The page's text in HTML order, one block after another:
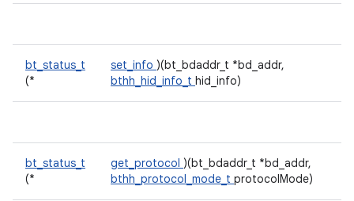
bt_status_t
(*
set_info )(bt_bdaddr_t *bd_addr,
bthh_hid_info_t hid_info)
bt_status_t
(*
get_protocol )(bt_bdaddr_t *bd_addr,
bthh_protocol_mode_t protocolMode)